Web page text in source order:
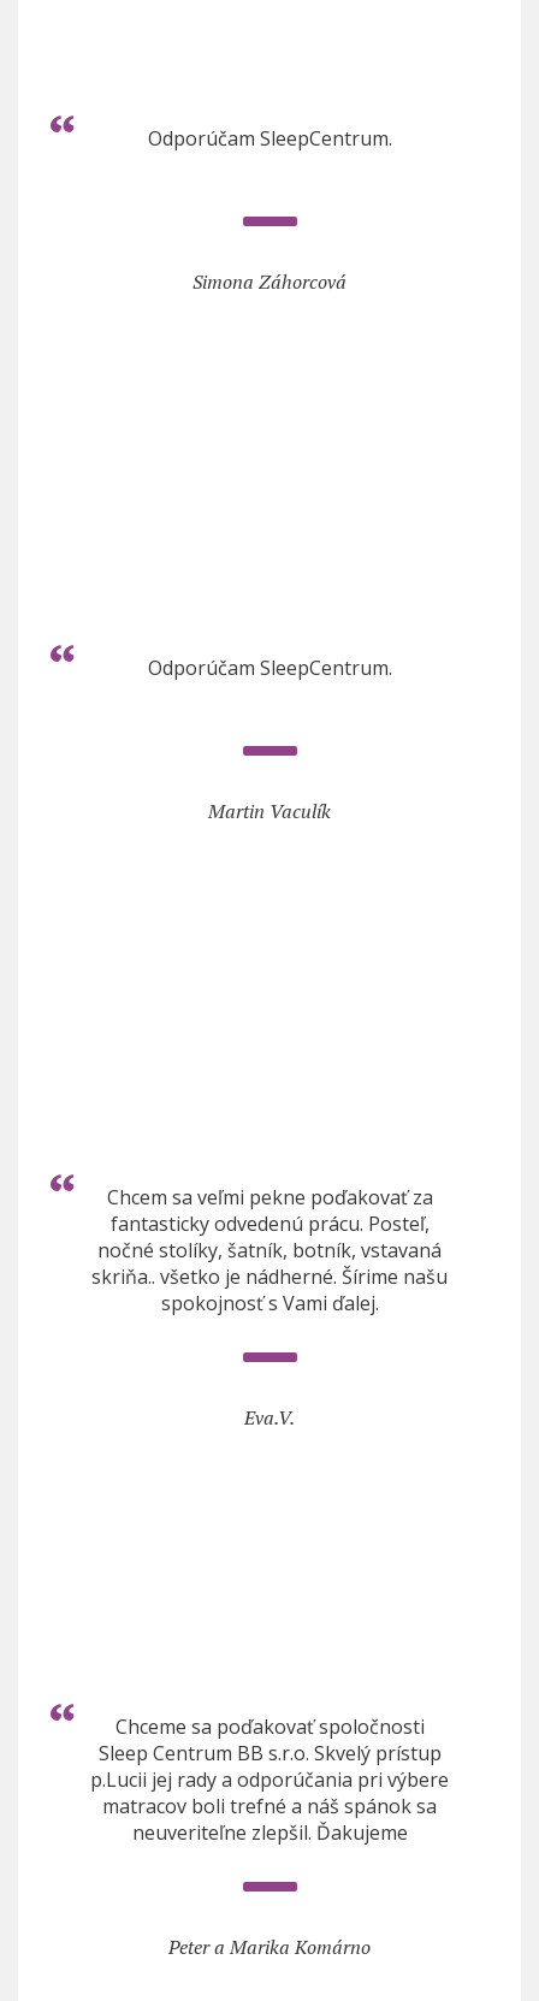
Odporúčam SleepCentrum.
Simona Záhorcová
Odporúčam SleepCentrum.
Martin Vaculík
Chcem sa veľmi pekne poďakovať za
fantasticky odvedenú prácu. Posteľ,
nočné stolíky, šatník, botník, vstavaná
skriňa.. všetko je nádherné. Šírime našu
spokojnosť s Vami ďalej.
Eva.V.
Chceme sa poďakovať spoločnosti
Sleep Centrum BB s.r.o. Skvelý prístup
p.Lucii jej rady a odporúčania pri výbere
matracov boli trefné a náš spánok sa
neuveriteľne zlepšil. Ďakujeme
Peter a Marika Komárno